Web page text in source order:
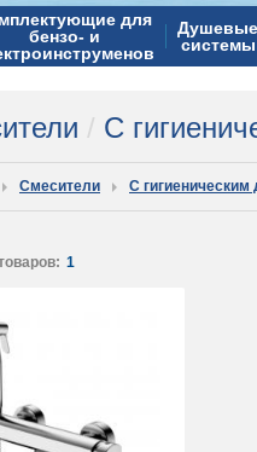
для
бензо- и
Душевые
системы
/ С
Смесители С
1